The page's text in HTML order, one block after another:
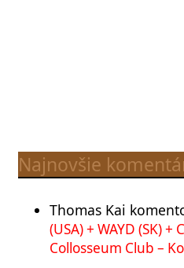
Najnovšie
Thomas Kai
(USA) + WAYD (SK) +
Collosseum Club –